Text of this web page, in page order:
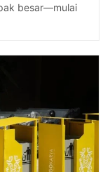
besar—mulai